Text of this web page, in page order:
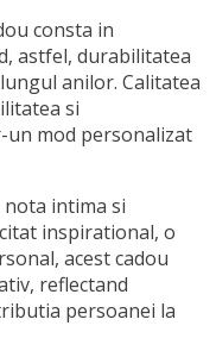
consta in
astfel, durabilitatea
anilor. Calitatea
si
mod personalizat
intima si
inspirational, o
acest cadou
reflectand
persoanei la